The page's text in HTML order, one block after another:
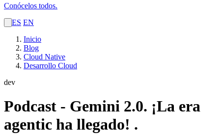
Conócelos todos.
ES EN
Inicio
Blog
Cloud Native
Desarrollo Cloud
dev
Podcast - Gemini 2.0. ¡La era
agentic ha llegado! .